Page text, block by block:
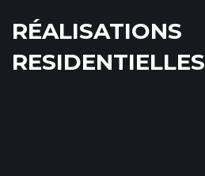
RÉALISATIONS
RESIDENTIELLES